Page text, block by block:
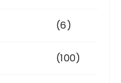
(6)
(100)